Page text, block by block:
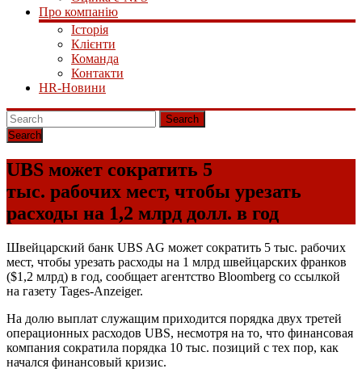
Про компанію
Історія
Клієнти
Команда
Контакти
HR-Новини
Search
UBS может сократить 5
тыс. рабочих мест, чтобы урезать
расходы на 1,2 млрд долл. в год
Швейцарский банк UBS AG может сократить 5 тыс. рабочих
мест, чтобы урезать расходы на 1 млрд швейцарских франков
($1,2 млрд) в год, сообщает агентство Bloomberg со ссылкой
на газету Tages-Anzeiger.
На долю выплат служащим приходится порядка двух третей
операционных расходов UBS, несмотря на то, что финансовая
компания сократила порядка 10 тыс. позиций с тех пор, как
начался финансовый кризис.